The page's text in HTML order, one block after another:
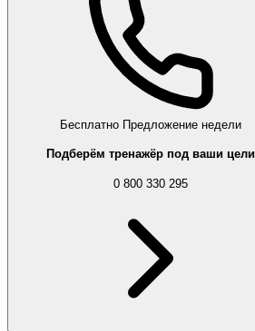
Бесплатно Предложение недели
Подберём тренажёр под ваши цели
0 800 330 295